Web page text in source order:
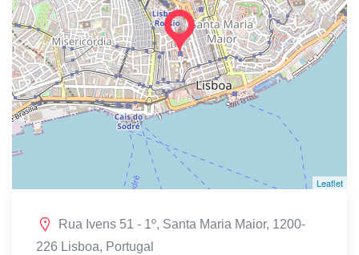
Leaflet
Rua Ivens 51 - 1º, Santa Maria Maior, 1200-
226 Lisboa, Portugal